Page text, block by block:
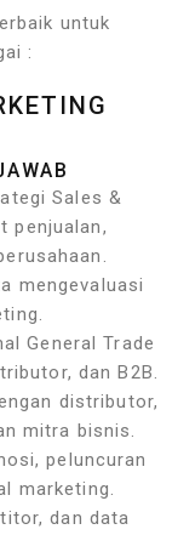
untuk
:
Sales &
penjualan,
mengevaluasi
General Trade
dan B2B.
distributor,
mitra bisnis.
peluncuran
marketing.
dan data